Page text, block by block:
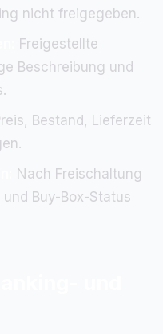
nicht freigegeben.
Freigestellte
Beschreibung und
Bestand, Lieferzeit
Nach Freischaltung
Buy-Box-Status